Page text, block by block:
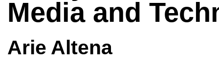
Media and
Arie Altena